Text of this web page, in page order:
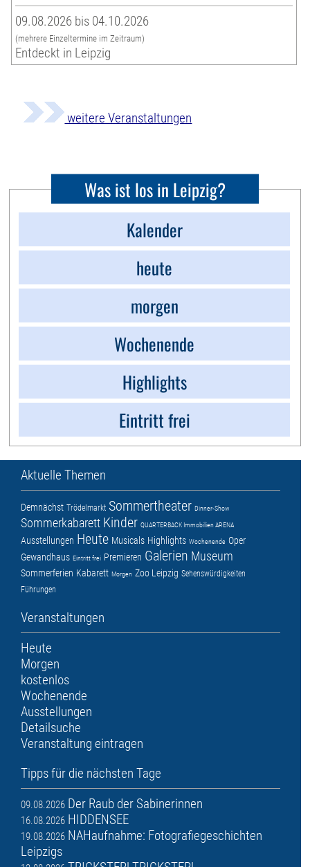
09.08.2026 bis 04.10.2026
(mehrere Einzeltermine im Zeitraum)
Entdeckt in Leipzig
weitere Veranstaltungen
Was ist los in Leipzig?
Kalender
heute
morgen
Wochenende
Highlights
Eintritt frei
Aktuelle Themen
Demnächst Trödelmarkt Sommertheater Dinner-Show
Sommerkabarett Kinder QUARTERBACK Immobilien ARENA
Ausstellungen Heute Musicals Highlights Wochenende Oper
Gewandhaus Eintritt frei Premieren Galerien Museum
Sommerferien Kabarett Morgen Zoo Leipzig Sehenswürdigkeiten
Führungen
Veranstaltungen
Heute
Morgen
kostenlos
Wochenende
Ausstellungen
Detailsuche
Veranstaltung eintragen
Tipps für die nächsten Tage
09.08.2026 Der Raub der Sabinerinnen
16.08.2026 HIDDENSEE
19.08.2026 NAHaufnahme: Fotografiegeschichten
Leipzigs